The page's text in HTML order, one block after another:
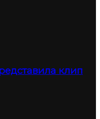
клип